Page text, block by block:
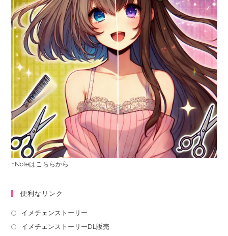
↑Noteはこちらから
便利なリンク
イメチェンストーリー
イメチェンストーリーDL販売